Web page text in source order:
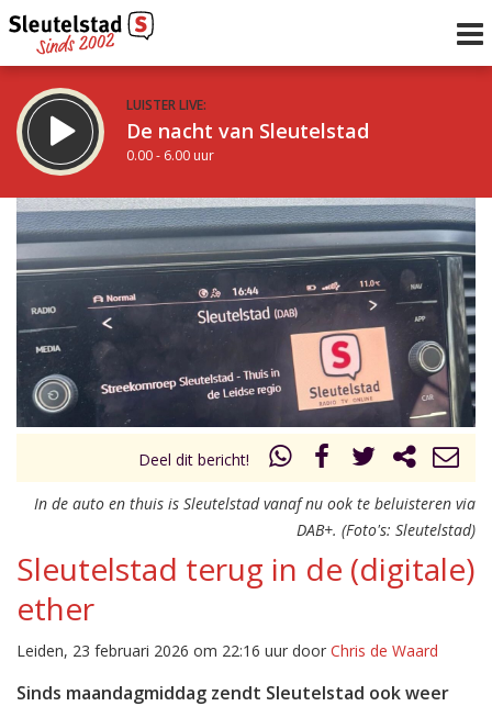
LUISTER LIVE:
De nacht van Sleutelstad
0.00 - 6.00 uur
STRAKS:
De ochtend van Sleutelstad
6.00 - 12.00 uur
Vorig uur
uur 1 van 0 Volgend uur
Deel dit bericht!
In de auto en thuis is Sleutelstad vanaf nu ook te beluisteren via
DAB+. (Foto's: Sleutelstad)
Sleutelstad terug in de (digitale)
ether
Leiden, 23 februari 2026 om 22:16 uur door Chris de Waard
Sinds maandagmiddag zendt Sleutelstad ook weer